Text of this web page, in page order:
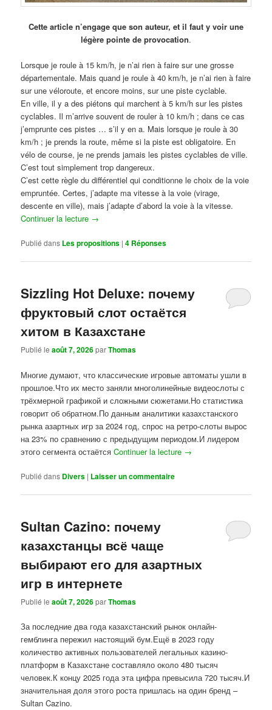
Cette article n’engage que son auteur, et il faut y voir une
légère pointe de provocation.
Lorsque je roule à 15 km/h, je n’ai rien à faire sur une grosse
départementale. Mais quand je roule à 40 km/h, je n’ai rien à faire
sur une véloroute, et encore moins, sur une piste cyclable.
En ville, il y a des piétons qui marchent à 5 km/h sur les pistes
cyclables. Il m’arrive souvent de rouler à 10 km/h ; dans ce cas
j’emprunte ces pistes … s’il y en a. Mais lorsque je roule à 30
km/h ; je prends la route, même si la piste est obligatoire. En
vélo de course, je ne prends jamais les pistes cyclables de ville.
C’est tout simplement trop dangereux.
C’est cette règle du différentiel qui conditionne le choix de la voie
empruntée. Certes, j’adapte ma vitesse à la voie (virage,
descente en ville), mais j’adapte d’abord la voie à la vitesse.
Continuer la lecture →
Publié dans Les propositions |4 Réponses
Sizzling Hot Deluxe: почему
фруктовый слот остаётся
хитом в Казахстане
Publié leaoût 7, 2026parThomas
Многие думают, что классические игровые автоматы ушли в
прошлое.Что их место заняли многолинейные видеослоты с
трёхмерной графикой и сложными сюжетами.Но статистика
говорит об обратном.По данным аналитики казахстанского
рынка азартных игр за 2024 год, спрос на ретро-слоты вырос
на 23% по сравнению с предыдущим периодом.И лидером
этого сегмента остаётсяContinuer la lecture →
Publié dans Divers | Laisser un commentaire
Sultan Cazino: почему
казахстанцы всё чаще
выбирают его для азартных
игр в интернете
Publié leaoût 7, 2026parThomas
За последние два года казахстанский рынок онлайн-
гемблинга пережил настоящий бум.Ещё в 2023 году
количество активных пользователей легальных казино-
платформ в Казахстане составляло около 480 тысяч
человек.К концу 2025 года эта цифра превысила 720 тысяч.И
значительная доля этого роста пришлась на один бренд –
Sultan Cazino.